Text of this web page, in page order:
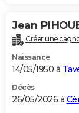
Jean
Créer une
Naissance
14/05/1950 à
Décès
26/05/2026 à